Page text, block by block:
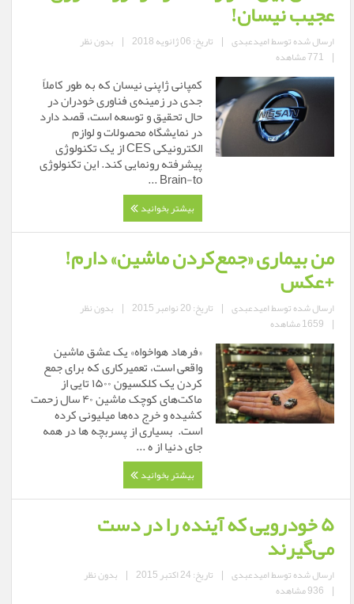
عجیب نیسان!
ارسال شده توسطامیدعبدی | تاریخ: 06 ژانویه 2018 | بدون نظر
| 771 مشاهده
کمپانی ژاپنی نیسان که به طور کاملاً
جدی در زمینه‌ی فناوری خودران در
حال تحقیق و توسعه است، قصد دارد
در نمایشگاه محصولات و لوازم
الکترونیکی CES از یک تکنولوژی
پیشرفته رونمایی کند. این تکنولوژی
Brain-to ...
بیشتر بخوانید
من بیماری «جمع‌کردن ماشین» دارم!
+عکس
ارسال شده توسطامیدعبدی | تاریخ: 20 نوامبر 2015 | بدون نظر
| 1659 مشاهده
«فرهاد هواخواه» یک عشق ماشین
واقعی است، تعمیرکاری که برای جمع
کردن یک کلکسیون ۱۵۰۰ تایی از
ماکت‌های کوچک ماشین ۴۰ سال زحمت
کشیده و خرج ده‌ها میلیونی کرده
است. بسیاری از پسربچه ها در همه
جای دنیا از ه ...
بیشتر بخوانید
۵ خودرویی که آینده را در دست
می‌گیرند
ارسال شده توسطامیدعبدی | تاریخ: 24 اکتبر 2015 | بدون نظر
| 936 مشاهده